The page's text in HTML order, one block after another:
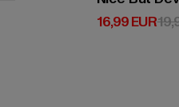
16,99 EUR
Derzeitiger